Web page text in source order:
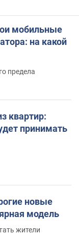
мобильные
на какой
предела
квартир:
принимать
новые
модель
жители